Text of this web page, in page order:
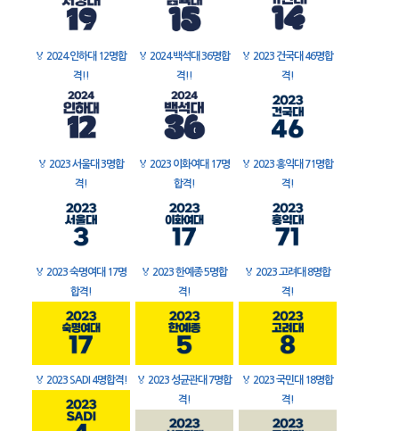
🏅 2024 인하대 12명합
격!!
🏅 2024 백석대 36명합
격!!
🏅 2023 건국대 46명합
격!
🏅 2023 서울대 3명합
격!
🏅 2023 이화여대 17명
합격!
🏅 2023 홍익대 71명합
격!
🏅 2023 숙명여대 17명
합격!
🏅 2023 한예종 5명합
격!
🏅 2023 고려대 8명합
격!
🏅 2023 SADI 4명합격! 🏅 2023 성균관대 7명합
격!
🏅 2023 국민대 18명합
격!